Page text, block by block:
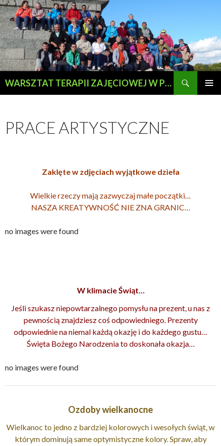
WARSZTAT TERAPII ZAJĘCIOWEJ W PRZEWOZIE
PRACE ARTYSTYCZNE
Zaklęte w zdjęciach wyjątkowe dzieła
Wielkie rzeczy mają zazwyczaj małe początki…
NASZA KREATYWNOŚĆ NIE ZNA GRANIC…
no images were found
W klimacie Świąt…
Jeśli szukasz niepowtarzalnego pomysłu na prezent, u nas z
pewnością znajdziesz coś odpowiedniego. Prezenty
odpowiednie na niemal każdą okazję i do każdego gustu…
Święta Bożego Narodzenia to doskonała okazja…
no images were found
Ozdoby wielkanocne
Wielkanoc to jedno z bardziej kolorowych i wesołych świąt, w
którym dominują same optymistyczne kolory. Spraw, aby